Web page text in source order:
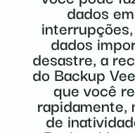
dados
dados
desastre, a
do Backup
que você
rapidamente,
de